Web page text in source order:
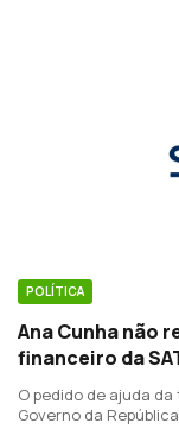
POLÍTICA
Ana Cunha não
financeiro da
O pedido de ajuda
Governo da